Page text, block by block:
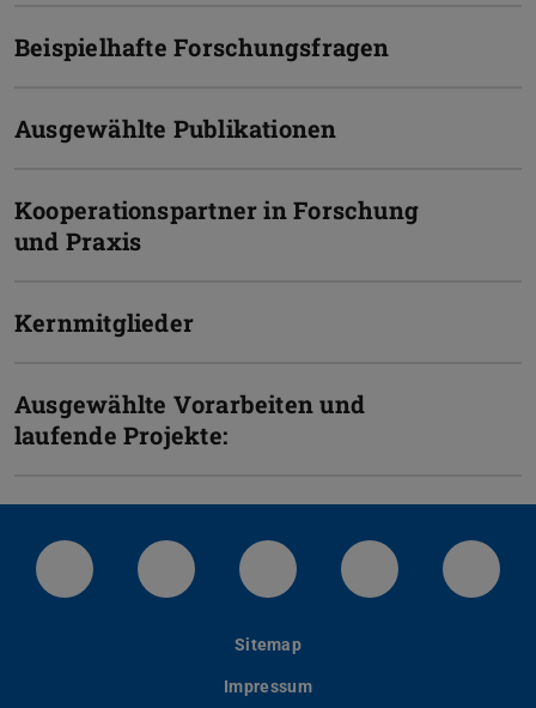
Beispielhafte Forschungsfragen
Ausgewählte Publikationen
Kooperationspartner in Forschung
und Praxis
Kernmitglieder
Ausgewählte Vorarbeiten und
laufende Projekte:
LinkedIn-Seite der TU Darmstadt
Instagram-Kanal der TU
Bluesky-Kanal der TU
Facebook-
Sitemap
Impressum